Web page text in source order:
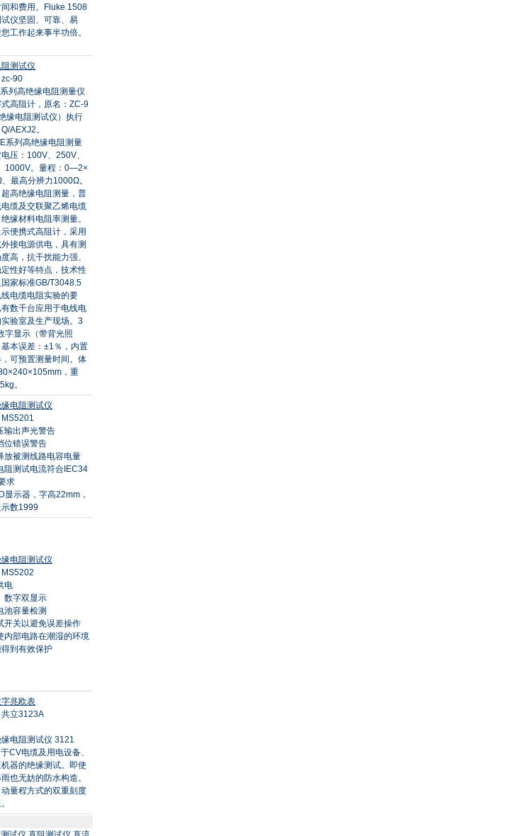
和费用。Fluke 1508
仪坚固、可靠、易
工作起来事半功倍。
测试仪
90
列高绝缘电阻测量仪
式高阻计，原名：ZC-9
缘电阻测试仪）执行
AEXJ2。
系列高绝缘电阻测量
压：100V、250V、
1000V。量程：0—2×
最高分辨力1000Ω。
超高绝缘电阻测量，普
缆及交联聚乙烯电缆
缘材料电阻率测量。
便携式高阻计，采用
接电源供电，具有测
高，抗干扰能力强、
性好等特点，技术性
家标准GB/T3048.5
电缆电阻实验的要
数千台应用于电线电
验室及生产现场。3
字显示（带背光照
本误差：±1％，内置
，可预置测量时间。体
，重
。
电阻测试仪
输出声光警告
位错误警告
放被测线路电容电量
阻测试电流符合IEC34
求
显示器，字高22mm，
数1999
电阻测试仪
电
数字双显示
池容量检测
开关以避免误差操作
内部电路在潮湿的环境
到有效保护
兆欧表
立3123A
电阻测试仪 3121
CV电缆及用电设备、
器的绝缘测试。即使
也无妨的防水构造。
量程方式的双重刻度